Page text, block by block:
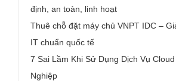
định, an toàn, linh hoạt
Thuê chỗ đặt máy chủ VNPT IDC –
IT chuẩn quốc tế
7 Sai Lầm Khi Sử Dụng Dịch Vụ
Nghiệp